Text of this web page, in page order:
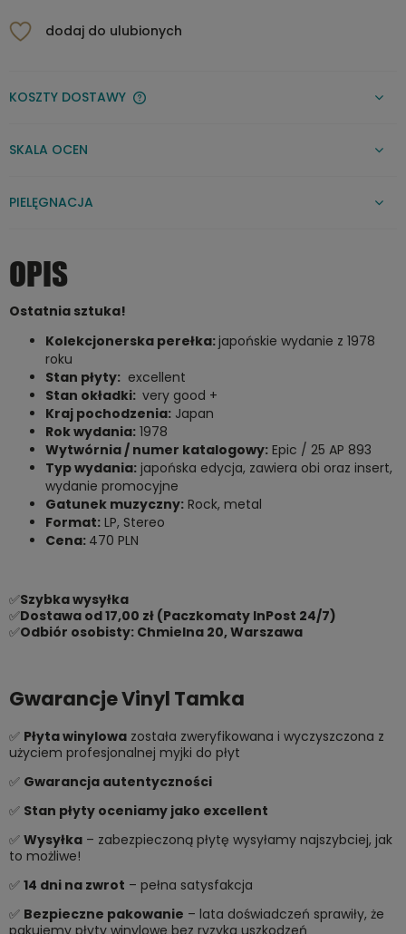
dodaj do ulubionych
KOSZTY DOSTAWY
CENA NIE ZAWIERA EWENTUALNYCH KOSZTÓW PŁATNOŚCI
SKALA OCEN
PIELĘGNACJA
OPIS
Ostatnia sztuka!
Kolekcjonerska perełka:japońskie wydanie z 1978
roku
Stan płyty: excellent
Stan okładki: very good +
Kraj pochodzenia: Japan
Rok wydania: 1978
Wytwórnia / numer katalogowy: Epic / 25 AP 893
Typ wydania: japońska edycja, zawiera obi oraz insert,
wydanie promocyjne
Gatunek muzyczny: Rock, metal
Format: LP, Stereo
Cena: 470 PLN
✅Szybka wysyłka
✅Dostawa od 17,00 zł (Paczkomaty InPost 24/7)
✅Odbiór osobisty: Chmielna 20, Warszawa
Gwarancje Vinyl Tamka
✅ Płyta winylowa została zweryfikowana i wyczyszczona z
użyciem profesjonalnej myjki do płyt
✅ Gwarancja autentyczności
✅ Stan płyty oceniamy jako excellent
✅ Wysyłka – zabezpieczoną płytę wysyłamy najszybciej, jak
to możliwe!
✅ 14 dni na zwrot – pełna satysfakcja
✅ Bezpieczne pakowanie – lata doświadczeń sprawiły, że